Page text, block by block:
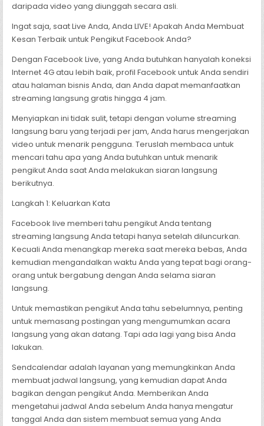
daripada video yang diunggah secara asli.
Ingat saja, saat Live Anda, Anda LIVE! Apakah Anda Membuat
Kesan Terbaik untuk Pengikut Facebook Anda?
Dengan Facebook Live, yang Anda butuhkan hanyalah koneksi
Internet 4G atau lebih baik, profil Facebook untuk Anda sendiri
atau halaman bisnis Anda, dan Anda dapat memanfaatkan
streaming langsung gratis hingga 4 jam.
Menyiapkan ini tidak sulit, tetapi dengan volume streaming
langsung baru yang terjadi per jam, Anda harus mengerjakan
video untuk menarik pengguna. Teruslah membaca untuk
mencari tahu apa yang Anda butuhkan untuk menarik
pengikut Anda saat Anda melakukan siaran langsung
berikutnya.
Langkah 1: Keluarkan Kata
Facebook live memberi tahu pengikut Anda tentang
streaming langsung Anda tetapi hanya setelah diluncurkan.
Kecuali Anda menangkap mereka saat mereka bebas, Anda
kemudian mengandalkan waktu Anda yang tepat bagi orang-
orang untuk bergabung dengan Anda selama siaran
langsung.
Untuk memastikan pengikut Anda tahu sebelumnya, penting
untuk memasang postingan yang mengumumkan acara
langsung yang akan datang. Tapi ada lagi yang bisa Anda
lakukan.
Sendcalendar adalah layanan yang memungkinkan Anda
membuat jadwal langsung, yang kemudian dapat Anda
bagikan dengan pengikut Anda. Memberikan Anda
mengetahui jadwal Anda sebelum Anda hanya mengatur
tanggal Anda dan sistem membuat semua yang Anda